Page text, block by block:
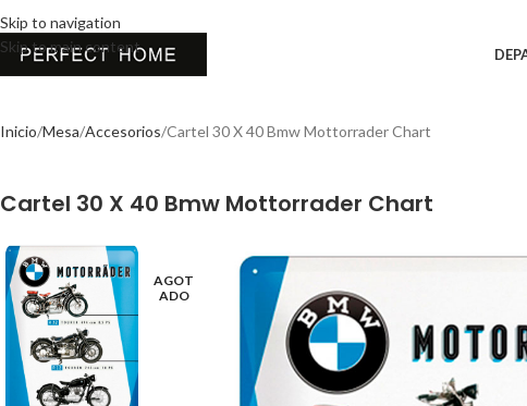
Skip to navigation
Skip to main content
Inicio Mesa Accesorios Cartel 30 X 40 Bmw Mottorrader Chart
Cartel 30 X 40 Bmw Mottorrader Chart
AGOT
ADO